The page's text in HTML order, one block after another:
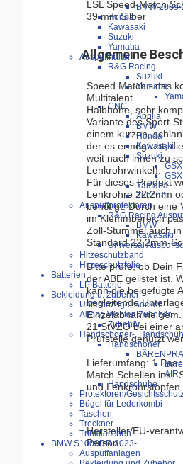
BMW
Honda
Kawasaki
Suzuki
Yamaha
Auspuffhalter
R&G Racing
Suzuki
Yamaha
CNC
Aprilia
BMW
Honda
Kawasaki
Suzuki
Yamaha
Zubehör
Auspuffprotektoren
R&G Racing
BMW
Kawasaki
Universal
Hitzeschutzband
Hitzeschutzfolie
Batterien
LP Batterie
Bekleidung u. Zubehör
Unteranzüge, Socken
Airbag Westen Zubehör
Zubehör
Handschoner-,
Handschoner
AIR
Handschuhe
Protektoren/
Bügel für Lederkombi
Taschen
Trockner
Trinkflaschen
BMW S1000RR 2023-
Auspuffanlagen
LSL Speed-Match
39 mm Silber
Allgemeine
Speed Match - das
Multitalent
Halbhohe, sehr
Variante des Sport-
einem kurzen,
der es ermöglicht,
weit nach innen zu
Lenkrohrwinkel).
Für dieses Produkt
Lenkrohre 22,2mm
benötigt. Durch eine
im Klemmbereich
Zoll-Stummel auch
Standard 22,2mm-
Bitte prüfe, ob Dein
der ABE gelistet ist.
kann die beigefügte
begleitende
Einzelabnahme
21 StVZO bei einer
Prüfstelle genutzt
Lieferumfang: 1
Match Schellen inkl.
und Lenkrohrstopfen
Hersteller/EU-
Person